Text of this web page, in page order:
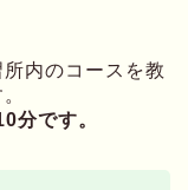
内のコースを教
分です。